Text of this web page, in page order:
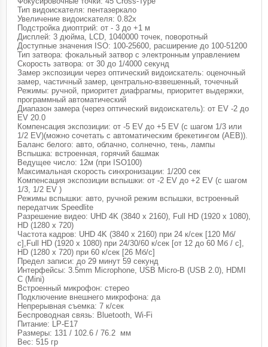
Тип видоискателя: пентазеркало
Увеличение видоискателя: 0.82x
Подстройка диоптрий: от - 3 до +1 м
Дисплей: 3 дюйма, LCD, 1040000 точек, поворотный
Доступные значения ISO: 100-25600, расширение до 100-51200
Тип затвора: фокальный затвор с электронным управлением
Скорость затвора: от 30 до 1/4000 секунд
Замер экспозиции через оптический видоискатель: оценочный
замер, частичный замер, центрально-взвешенный, точечный
Режимы: ручной, приоритет диафрагмы, приоритет выдержки,
программный автоматический
Диапазон замера (через оптический видоискатель): от EV -2 до
EV 20.0
Компенсация экспозиции: от -5 EV до +5 EV (с шагом 1/3 или
1/2 EV)(можно сочетать с автоматическим брекетингом (AEB)).
Баланс белого: авто, облачно, солнечно, тень, лампы
Вспышка: встроенная, горячий башмак
Ведущее число: 12м (при ISO100)
Максимальная скорость синхронизации: 1/200 сек
Компенсация экспозиции вспышки: от -2 EV до +2 EV (с шагом
1/3, 1/2 EV )
Режимы вспышки: авто, ручной режим вспышки, встроенный
передатчик Speedlite
Разрешение видео: UHD 4K (3840 x 2160), Full HD (1920 x 1080),
HD (1280 x 720)
Частота кадров: UHD 4K (3840 x 2160) при 24 к/сек [120 Мб/
с],Full HD (1920 x 1080) при 24/30/60 к/сек [от 12 до 60 Мб / с],
HD (1280 x 720) при 60 к/сек [26 Мб/с]
Предел записи: до 29 минут 59 секунд
Интерфейсы: 3.5mm Microphone, USB Micro-B (USB 2.0), HDMI
C (Mini)
Встроенный микрофон: стерео
Подключение внешнего микрофона: да
Непрерывная съемка: 7 к/сек
Беспроводная связь: Bluetooth, Wi-Fi
Питание: LP-E17
Размеры: 131 / 102.6 / 76.2 мм
Вес: 515 гр